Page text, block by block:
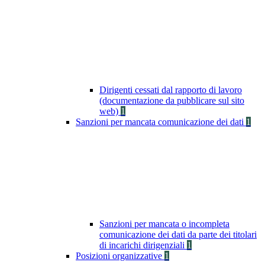
Dirigenti cessati dal rapporto di lavoro
(documentazione da pubblicare sul sito
web) 1
Sanzioni per mancata comunicazione dei dati 1
Sanzioni per mancata o incompleta
comunicazione dei dati da parte dei titolari
di incarichi dirigenziali 1
Posizioni organizzative 1